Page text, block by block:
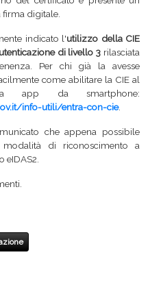
firma digitale.
indicato l'utilizzo della CIE
di livello 3 rilasciata
Per chi già la avesse
come abilitare la CIE al
app da smartphone:
info-utili/entra-con-cie.
che appena possibile
di riconoscimento a
eIDAS2.